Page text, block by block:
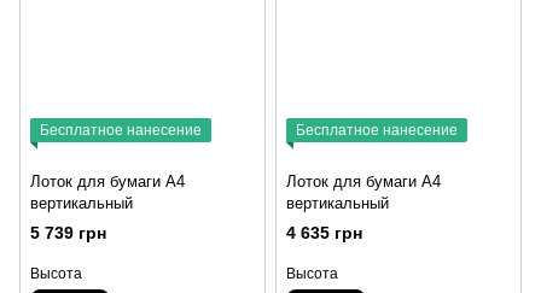
Бесплатное нанесение
Лоток для бумаги А4
вертикальный
5 739 грн
Высота
Бесплатное нанесение
Лоток для бумаги А4
вертикальный
4 635 грн
Высота